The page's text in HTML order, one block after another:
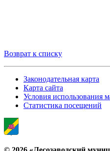
Возврат к списку
Законодательная карта
Карта сайта
Условия использования
Статистика посещений